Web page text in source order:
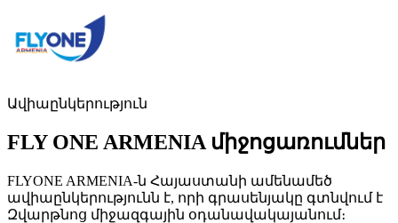
Ավիաընկերություն
FLY ONE ARMENIA միջոցառումներ
FLYONE ARMENIA-ն Հայաստանի ամենամեծ
ավիաընկերությունն է, որի գրասենյակը գտնվում է
Զվարթնոց միջազգային օդանավակայանում։